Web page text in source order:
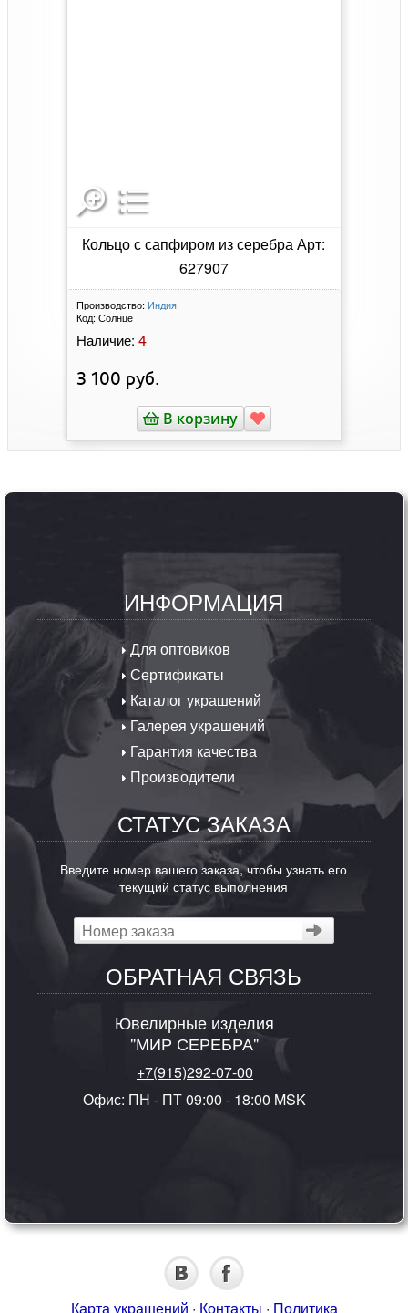
Кольцо с сапфиром из серебра Арт:
627907
Производство: Индия
Код: Солнце
Наличие: 4
3 100 руб.
В корзину
ИНФОРМАЦИЯ
Для оптовиков
Сертификаты
Каталог украшений
Галерея украшений
Гарантия качества
Производители
СТАТУС ЗАКАЗА
Введите номер вашего заказа, чтобы узнать его
текущий статус выполнения
ОБРАТНАЯ СВЯЗЬ
Ювелирные изделия
"МИР СЕРЕБРА"
+7(915)292-07-00
Офис: ПН - ПТ 09:00 - 18:00 MSK
Карта украшений · Контакты · Политика